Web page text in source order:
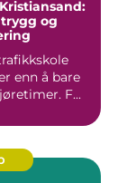
og
enn å bare
F...